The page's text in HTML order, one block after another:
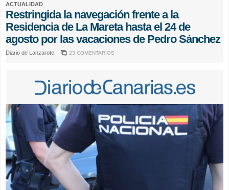
ACTUALIDAD
Restringida la navegación frente a la
Residencia de La Mareta hasta el 24 de
agosto por las vacaciones de Pedro Sánchez
Diario de Lanzarote 23 COMENTARIOS